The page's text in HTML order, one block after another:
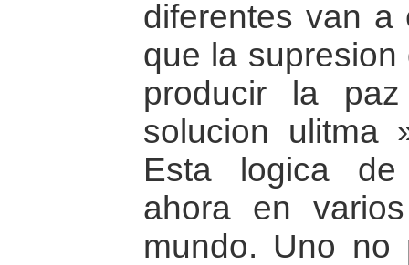
diferentes van a
que la
producir la
solucion ulitma
Esta logica
ahora en
mundo. Uno no